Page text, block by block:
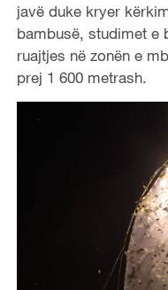
javë duke kryer
bambusë, studimet e
ruajtjes në zonën e
prej 1 600 metrash.